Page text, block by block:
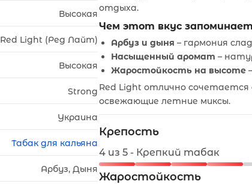
Высокая
Red Light (Ред Лайт)
Высокая
Strong
Украина
Табак для кальяна
Арбуз, Дыня
отдыха.
Чем этот вкус
Арбуз и дыня – гармония
Насыщенный аромат –
Жаростойкость на высоте
Red Light отлично сочетается
освежающие летние миксы.
Крепость
4 из 5 - Крепкий табак
Жаростойкость